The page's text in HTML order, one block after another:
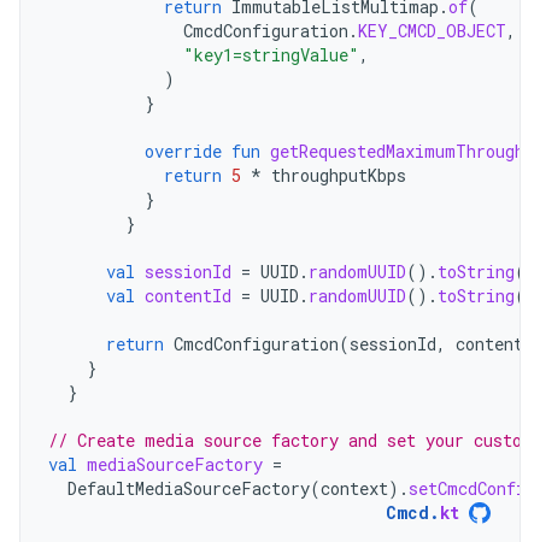
return ImmutableListMultimap .of(
CmcdConfiguration .KEY_CMCD_OBJECT,
"key1=stringValue" ,
)
}
override fun
return 5 * throughputKbps
}
}
val sessionId = UUID . randomUUID(). toString()
val contentId = UUID . randomUUID(). toString()
return CmcdConfiguration(sessionId,
}
}
// Create media source factory and set your custom
val mediaSourceFactory =
DefaultMediaSourceFactory(context).
Cmcd . kt